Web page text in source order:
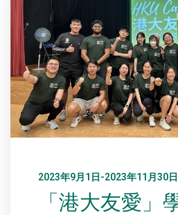
2023年9月1日-2023年11月30日
「港大友愛」